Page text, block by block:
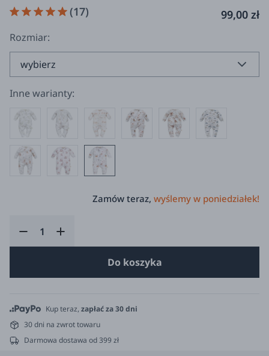
(17) 99,00 zł
Rozmiar:
Inne warianty:
Zamów teraz, wyślemy w poniedziałek!
Do koszyka
Kup teraz, zapłać za 30 dni
30 dni na zwrot towaru
Darmowa dostawa od 399 zł